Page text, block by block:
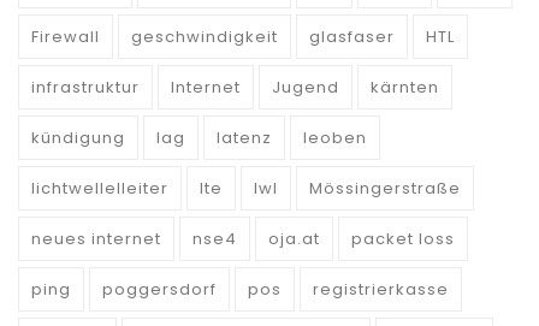
Firewall geschwindigkeit glasfaser HTL
infrastruktur Internet Jugend kärnten
kündigung lag latenz leoben
lichtwellelleiter lte lwl Mössingerstraße
neues internet nse4 oja.at packet loss
ping poggersdorf pos registrierkasse